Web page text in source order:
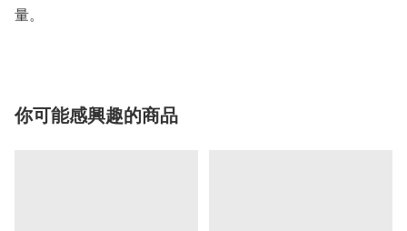
你可能感興趣的商品